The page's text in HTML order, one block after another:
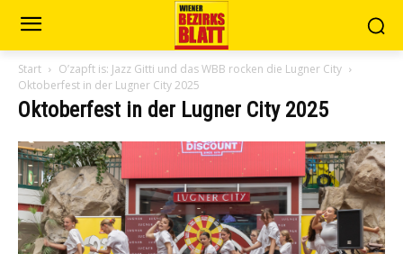
Start
O’zapft is: Jazz Gitti und das WBB rocken die Lugner City
Oktoberfest in der Lugner City 2025
Oktoberfest in der Lugner City 2025